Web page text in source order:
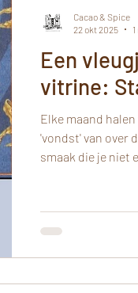
Een
vitrine:
Elke maand
'vondst' van over
smaak die je niet
Cacao & Spice
22 okt 2025